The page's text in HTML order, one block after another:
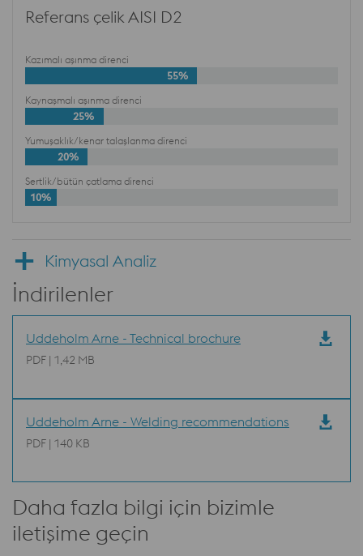
Referans çelik AISI D2
Kazımalı aşınma direnci
55%
Kaynaşmalı aşınma direnci
25%
Yumuşaklık/kenar talaşlanma direnci
20%
Sertlik/bütün çatlama direnci
10%
Kimyasal Analiz
İndirilenler
Uddeholm Arne - Technical brochure
PDF | 1,42 MB
Uddeholm Arne - Welding recommendations
PDF | 140 KB
Daha fazla bilgi için bizimle
iletişime geçin